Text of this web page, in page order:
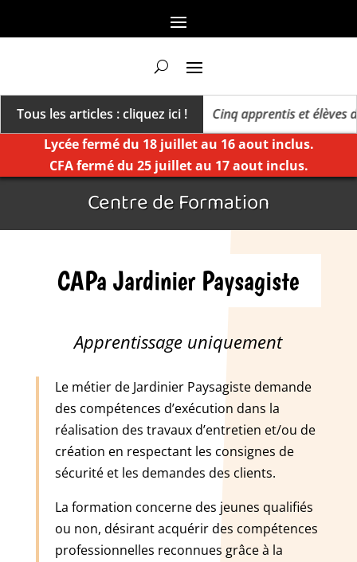
Tous les articles : cliquez ici !
millésime des extrêmes »
Cinq apprentis et élèves de
Lycée fermé du 18 juillet au 16 aout inclus.
CFA fermé du 25 juillet au 17 aout inclus.
Centre de Formation
CAPa Jardinier Paysagiste
Apprentissage uniquement
Le métier de Jardinier Paysagiste demande
des compétences d’exécution dans la
réalisation des travaux d’entretien et/ou de
création en respectant les consignes de
sécurité et les demandes des clients.
La formation concerne des jeunes qualifiés
ou non, désirant acquérir des compétences
professionnelles reconnues grâce à la